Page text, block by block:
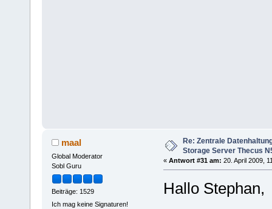
maal
Global Moderator
Sobl Guru
Beiträge: 1529
Ich mag keine Signaturen!
Re: Zentrale
Storage Server Thecus
« Antwort #31 am: 20. April 2009,
Hallo Stephan,